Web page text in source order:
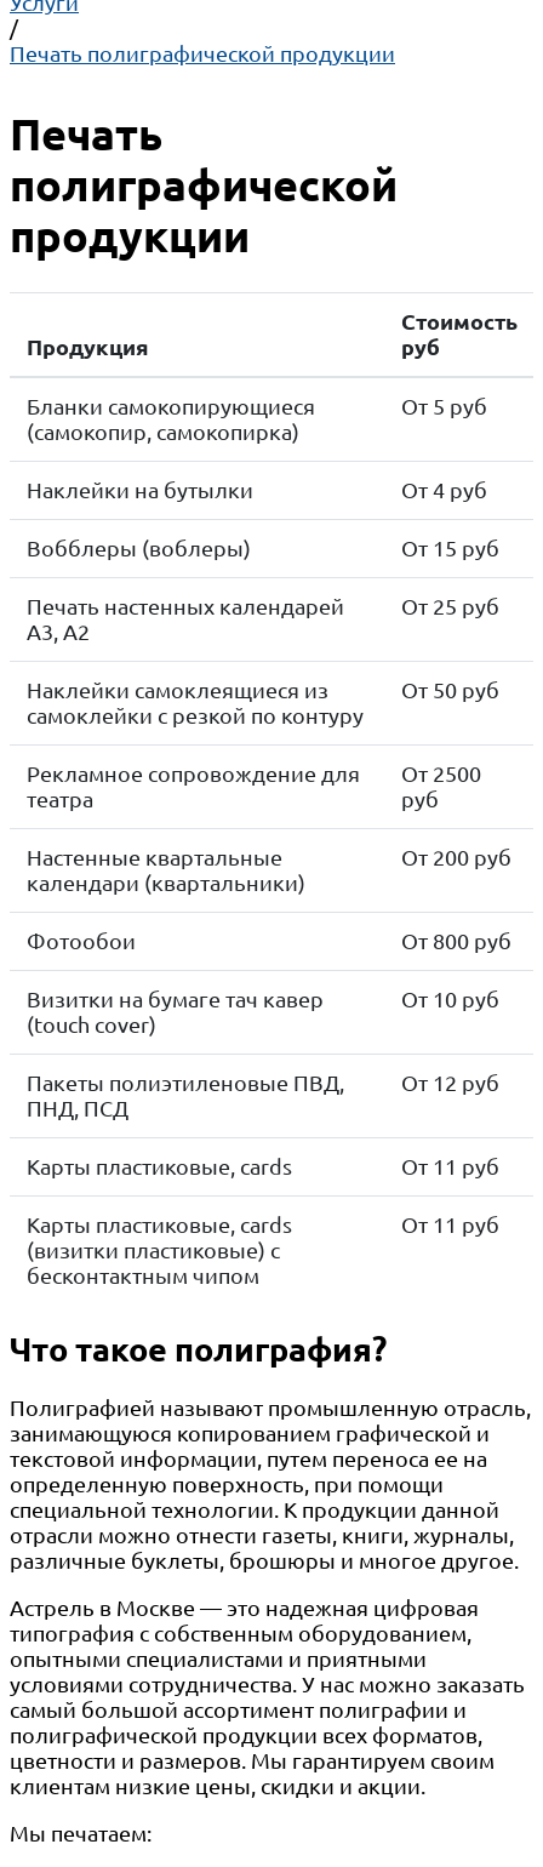
/
Печать полиграфической продукции
Печать
полиграфической
продукции
Продукция
Стоимость
руб
Бланки самокопирующиеся
(самокопир, самокопирка)
От 5 руб
Наклейки на бутылки От 4 руб
Вобблеры (воблеры) От 15 руб
Печать настенных календарей
А3, А2
От 25 руб
Наклейки самоклеящиеся из
самоклейки с резкой по контуру
От 50 руб
Рекламное сопровождение для
театра
От 2500
руб
Настенные квартальные
календари (квартальники)
От 200 руб
Фотообои От 800 руб
Визитки на бумаге тач кавер
(touch cover)
От 10 руб
Пакеты полиэтиленовые ПВД,
ПНД, ПСД
От 12 руб
Карты пластиковые, cards От 11 руб
Карты пластиковые, cards
(визитки пластиковые) с
бесконтактным чипом
От 11 руб
Что такое полиграфия?
Полиграфией называют промышленную отрасль,
занимающуюся копированием графической и
текстовой информации, путем переноса ее на
определенную поверхность, при помощи
специальной технологии. К продукции данной
отрасли можно отнести газеты, книги, журналы,
различные буклеты, брошюры и многое другое.
Астрель в Москве — это надежная цифровая
типография с собственным оборудованием,
опытными специалистами и приятными
условиями сотрудничества. У нас можно заказать
самый большой ассортимент полиграфии и
полиграфической продукции всех форматов,
цветности и размеров. Мы гарантируем своим
клиентам низкие цены, скидки и акции.
Мы печатаем: